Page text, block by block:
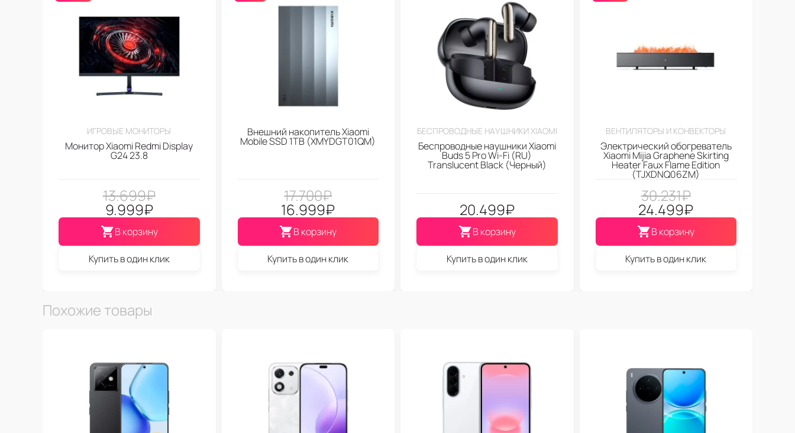
ИГРОВЫЕ МОНИТОРЫ
Монитор Xiaomi Redmi Display
G24 23.8
13.699₽
9.999₽
В корзину
Купить в один клик
Внешний накопитель Xiaomi
Mobile SSD 1TB (XMYDGT01QM)
17.700₽
16.999₽
В корзину
Купить в один клик
БЕСПРОВОДНЫЕ НАУШНИКИ XIAOMI
Беспроводные наушники Xiaomi
Buds 5 Pro Wi-Fi (RU)
Translucent Black (Черный)
20.499₽
В корзину
Купить в один клик
ВЕНТИЛЯТОРЫ И КОНВЕКТОРЫ
Электрический обогреватель
Xiaomi Mijia Graphene Skirting
Heater Faux Flame Edition
(TJXDNQ06ZM)
30.231₽
24.499₽
В корзину
Купить в один клик
Похожие товары